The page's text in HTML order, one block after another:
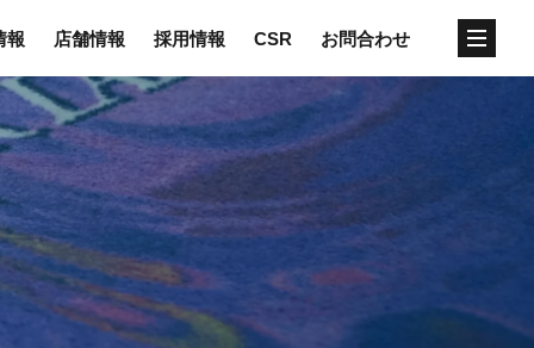
報 店舗情報 採用情報 CSR お問合わせ